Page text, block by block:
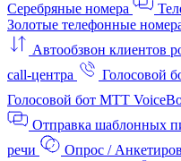
Серебряные номера
Золотые телефонные
Автообзвон клиентов
call-центра
Голосовой
Голосовой бот МТТ
Отправка шаблонных
речи
Опрос /